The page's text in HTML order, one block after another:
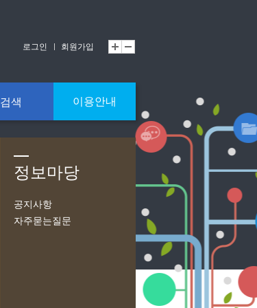
로그인 회원가입
검색 이용안내
정보마당
공지사항
자주묻는질문